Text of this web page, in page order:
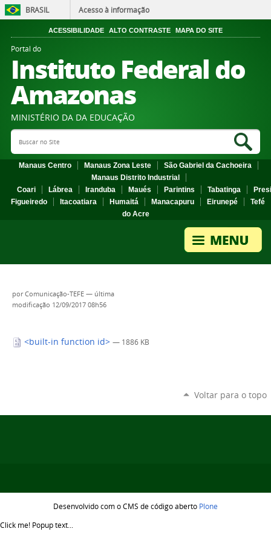
BRASIL Acesso à informação
ACESSIBILIDADE ALTO CONTRASTE MAPA DO SITE
Portal do
Instituto Federal do
Amazonas
MINISTÉRIO DA DA EDUCAÇÃO
Search Site
Manaus Centro Manaus Zona Leste
São Gabriel da Cachoeira
Manaus Distrito Industrial
Coari
Lábrea Iranduba Maués Parintins Tabatinga
Figueiredo
Itacoatiara Humaitá Manacapuru Eirunepé
Tefé
do Acre
porComunicação-TEFE — última
modificação 12/09/2017 08h56
<built-in function id> — 1886 KB
Voltar para o topo
Desenvolvido com o CMS de código aberto Plone
Click me! Popup text...